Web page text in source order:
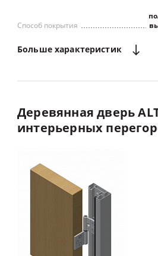
Способ покрытия
Большехарактеристик
Деревянная дверь
интерьерных